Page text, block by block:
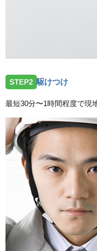
広島県広島市中区舟
広島県呉市焼山へト
いしました。
2026/07/14
広島県廿日市市友田
めお伺いしました。
スタッフの修理報告や
STEP2 駆けつけ
最短30分〜1時間程度で現